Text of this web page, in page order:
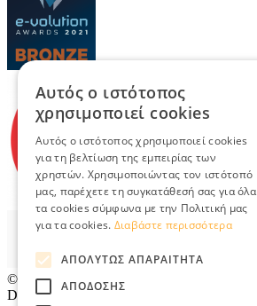
© 2026 TradeRetail.gr
Designed & developed by
Αυτός ο ιστότοπος
χρησιμοποιεί cookies
Αυτός ο ιστότοπος χρησιμοποιεί cookies
για τη βελτίωση της εμπειρίας των
χρηστών. Χρησιμοποιώντας τον ιστότοπό
μας, παρέχετε τη συγκατάθεσή σας για όλα
τα cookies σύμφωνα με την Πολιτική μας
για τα cookies. Διαβάστε περισσότερα
ΑΠΟΛΎΤΩΣ ΑΠΑΡΑΊΤΗΤΑ
ΑΠΌΔΟΣΗΣ